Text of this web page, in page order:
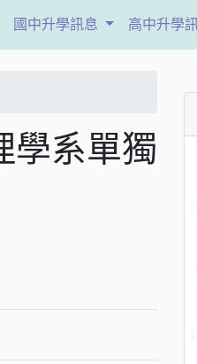
國中升學訊息 高中升學
學系單獨